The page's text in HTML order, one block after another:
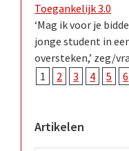
Toegankelijk 3.0
‘Mag ik voor je
jonge student in
oversteken,’ zeg/
1
2 3 4 5 6
Artikelen